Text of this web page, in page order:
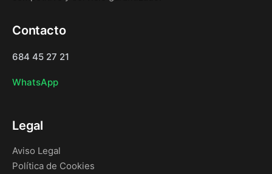
Contacto
684 45 27 21
WhatsApp
Legal
Aviso Legal
Política de Cookies